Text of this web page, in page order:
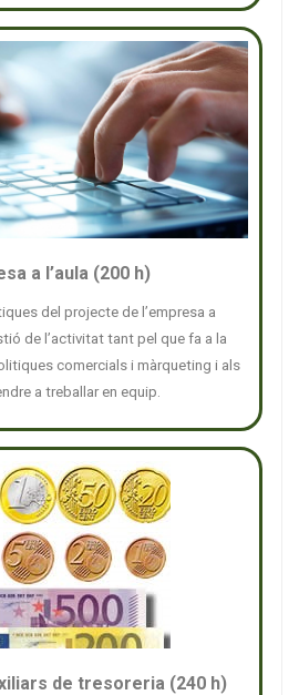
a l’aula (200 h)
del projecte de l’empresa a
de l’activitat tant pel que fa a la
comercials i màrqueting i als
a treballar en equip.
de tresoreria (240 h)